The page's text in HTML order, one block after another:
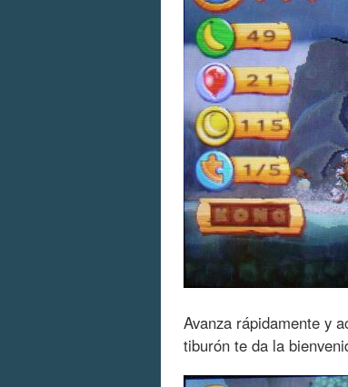
Avanza rápidamente y
tiburón te da la